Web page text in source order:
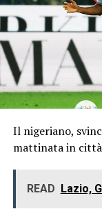
Il nigeriano,
mattinata in
READ Lazio,